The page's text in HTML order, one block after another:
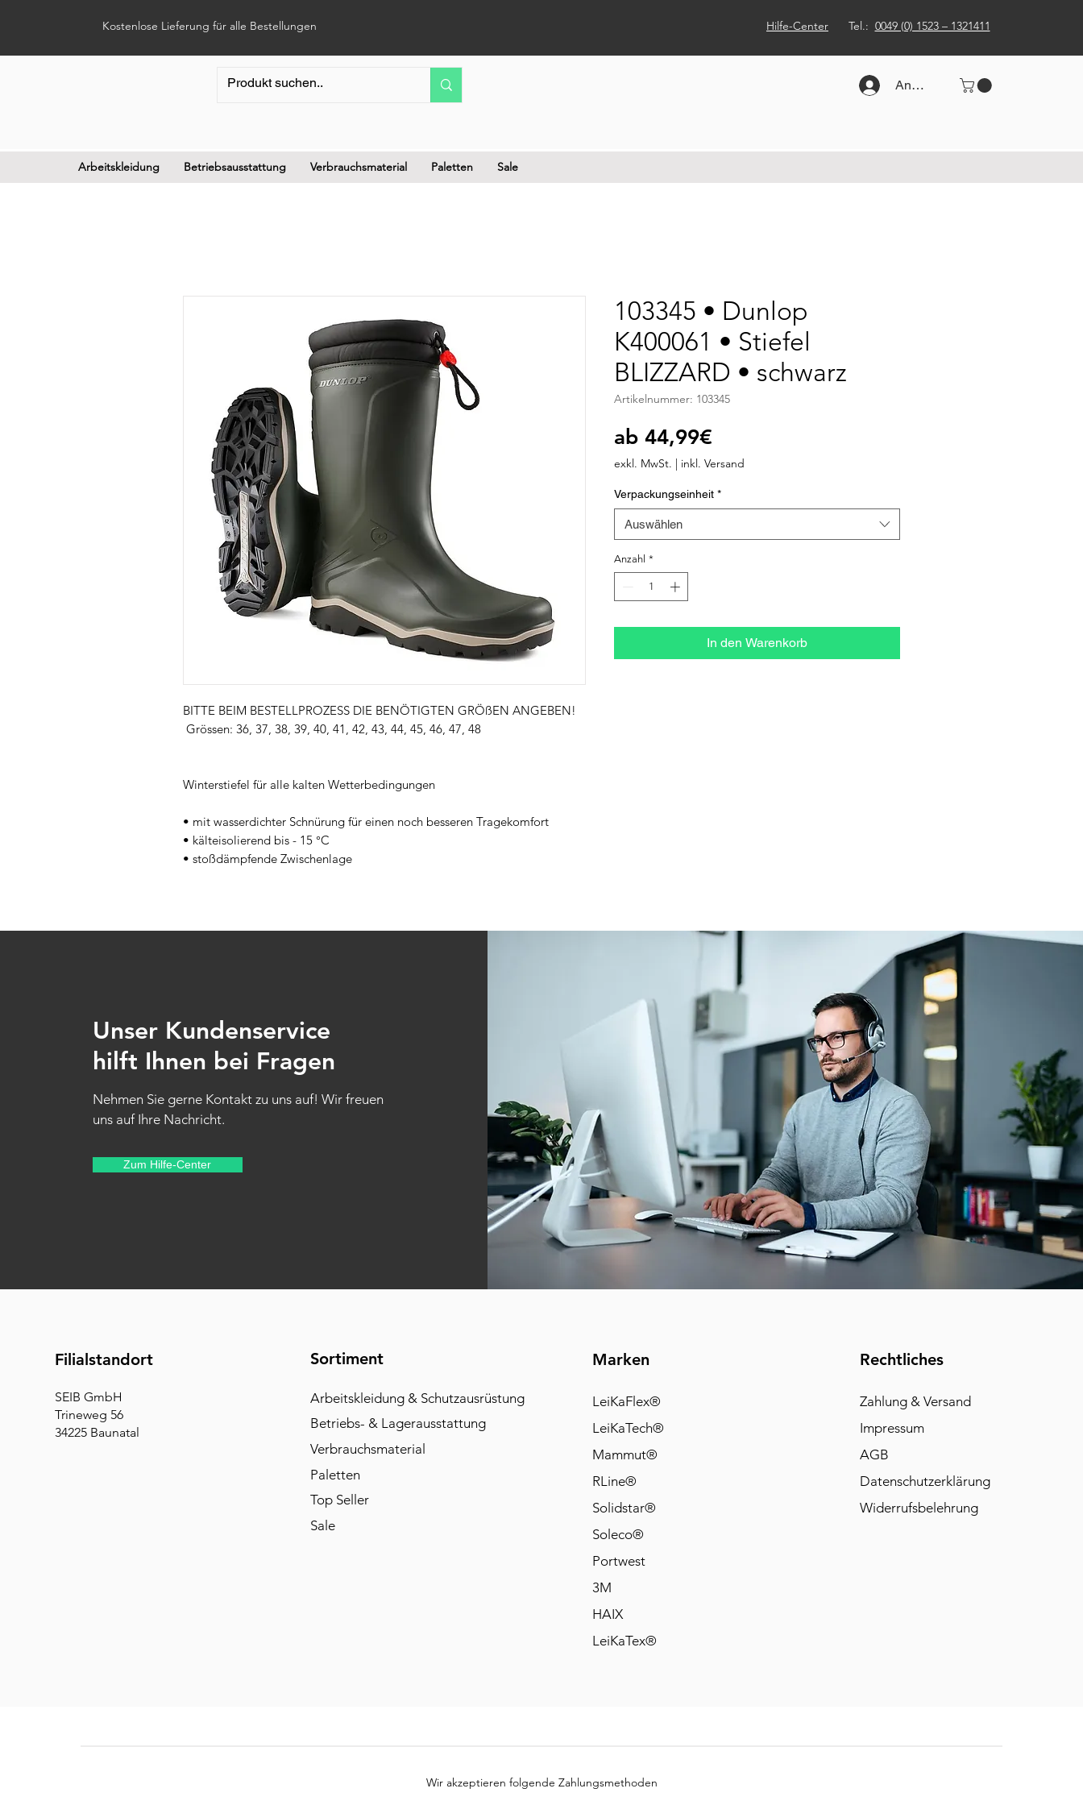
Kostenlose Lieferung für alle Bestellungen Hilfe-Center Tel.: 0049 (0) 1523 – 1321411
Anmelden
Arbeitskleidung Betriebsausstattung Verbrauchsmaterial Paletten Sale
BITTE BEIM BESTELLPROZESS DIE BENÖTIGTEN GRÖßEN ANGEBEN!
Winterstiefel für alle kalten Wetterbedingungen
• mit wasserdichter Schnürung für einen noch besseren Tragekomfort
• kälteisolierend bis - 15 °C
• stoßdämpfende Zwischenlage
103345 • Dunlop
K400061 • Stiefel
BLIZZARD • schwarz
Artikelnummer: 103345
ab 44,99€
Preis
exkl. MwSt. | inkl. Versand
Verpackungseinheit *
Auswählen
Anzahl *
In den Warenkorb
Unser Kundenservice
hilft Ihnen bei Fragen
Nehmen Sie gerne Kontakt zu uns auf! Wir freuen
uns auf Ihre Nachricht.
Zum Hilfe-Center
Filialstandort
SEIB GmbH
Trineweg 56
34225 Baunatal
Sortiment
Arbeitskleidung & Schutzausrüstung
Betriebs- & Lagerausstattung
Verbrauchsmaterial
Paletten
Top Seller
Sale
Marken
LeiKaFlex®
LeiKaTech®
Mammut®
RLine®
Solidstar®
Soleco®
Portwest
3M
HAIX
LeiKaTex®
Rechtliches
Zahlung & Versand
Impressum
AGB
Datenschutzerklärung
Widerrufsbelehrung
Wir akzeptieren folgende Zahlungsmethoden